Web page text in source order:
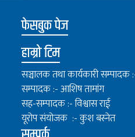
फेसबुक पेज
हाम्रो टिम
सञ्चालक तथा कार्यकारी सम्पादक
सम्पादक :- आशिष तामांग
सह-सम्पादक :- विश्वास राई
यूरोप संयोजक :- कुश बस्नेत